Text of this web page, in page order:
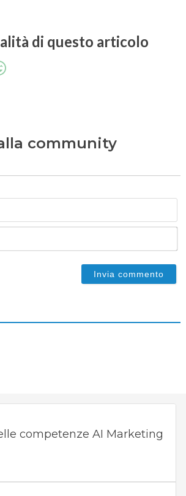
di questo articolo
community
competenze AI Marketing